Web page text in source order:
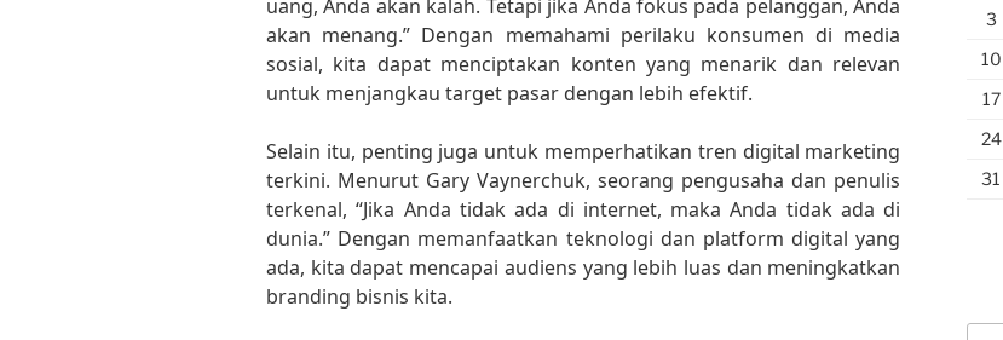
uang, Anda akan kalah. Tetapi jika Anda fokus pada pelanggan, Anda
akan menang.” Dengan memahami perilaku konsumen di media
sosial, kita dapat menciptakan konten yang menarik dan relevan
untuk menjangkau target pasar dengan lebih efektif.
Selain itu, penting juga untuk memperhatikan tren digital marketing
terkini. Menurut Gary Vaynerchuk, seorang pengusaha dan penulis
terkenal, “Jika Anda tidak ada di internet, maka Anda tidak ada di
dunia.” Dengan memanfaatkan teknologi dan platform digital yang
ada, kita dapat mencapai audiens yang lebih luas dan meningkatkan
branding bisnis kita.
3
10
17
24
31